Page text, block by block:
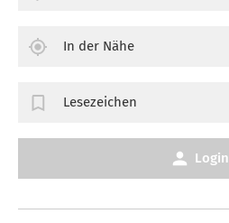
In der Nähe
Lesezeichen
Login